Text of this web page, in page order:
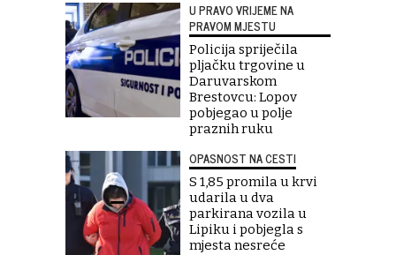
U PRAVO VRIJEME NA
PRAVOM MJESTU
Policija spriječila
pljačku trgovine u
Daruvarskom
Brestovcu: Lopov
pobjegao u polje
praznih ruku
OPASNOST NA CESTI
S 1,85 promila u krvi
udarila u dva
parkirana vozila u
Lipiku i pobjegla s
mjesta nesreće